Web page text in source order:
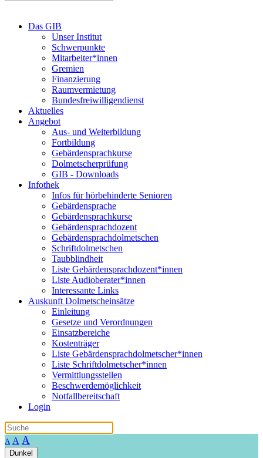
Das GIB
Unser Institut
Schwerpunkte
Mitarbeiter*innen
Gremien
Finanzierung
Raumvermietung
Bundesfreiwilligendienst
Aktuelles
Angebot
Aus- und Weiterbildung
Fortbildung
Gebärdensprachkurse
Dolmetscherprüfung
GIB - Downloads
Infothek
Infos für hörbehinderte Senioren
Gebärdensprache
Gebärdensprachkurse
Gebärdensprachdozent
Gebärdensprachdolmetschen
Schriftdolmetschen
Taubblindheit
Liste Gebärdensprachdozent*innen
Liste Audioberater*innen
Interessante Links
Auskunft Dolmetscheinsätze
Einleitung
Gesetze und Verordnungen
Einsatzbereiche
Kostenträger
Liste Gebärdensprachdolmetscher*innen
Liste Schriftdolmetscher*innen
Vermittlungsstellen
Beschwerdemöglichkeit
Notfallbereitschaft
Login
A A A
Dunkel